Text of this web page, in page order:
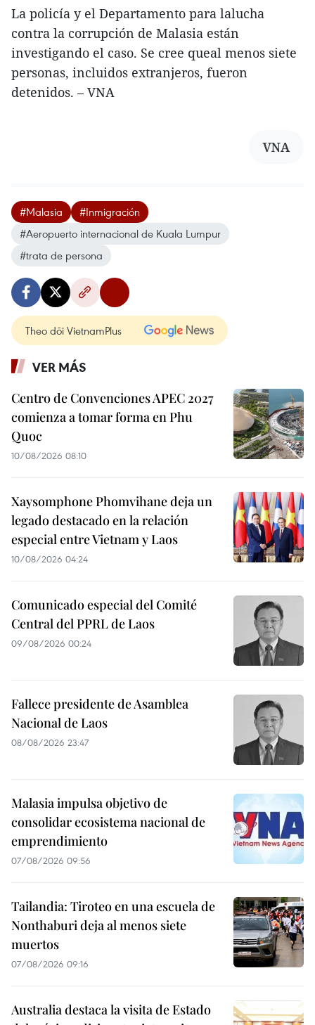
La policía y el Departamento para lalucha
contra la corrupción de Malasia están
investigando el caso. Se cree queal menos siete
personas, incluidos extranjeros, fueron
detenidos. – VNA
VNA
#Malasia
#Inmigración
#Aeropuerto internacional de Kuala Lumpur
#trata de persona
Theo dõi VietnamPlus
VER MÁS
Centro de Convenciones APEC 2027
comienza a tomar forma en Phu
Quoc
10/08/2026 08:10
Xaysomphone Phomvihane deja un
legado destacado en la relación
especial entre Vietnam y Laos
10/08/2026 04:24
Comunicado especial del Comité
Central del PPRL de Laos
09/08/2026 00:24
Fallece presidente de Asamblea
Nacional de Laos
08/08/2026 23:47
Malasia impulsa objetivo de
consolidar ecosistema nacional de
emprendimiento
07/08/2026 09:56
Tailandia: Tiroteo en una escuela de
Nonthaburi deja al menos siete
muertos
07/08/2026 09:16
Australia destaca la visita de Estado